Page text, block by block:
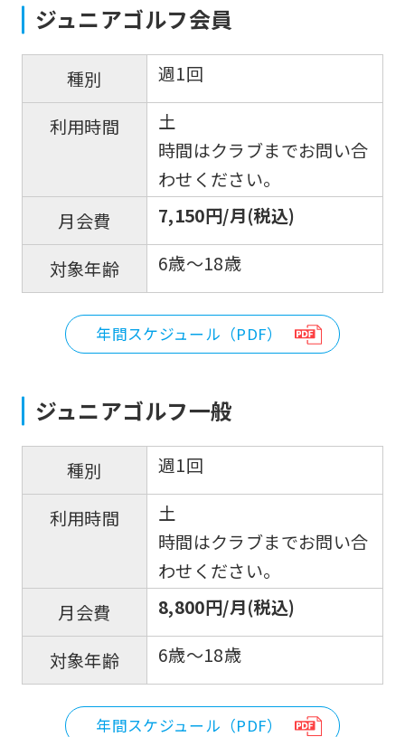
ジュニアゴルフ会員
種別 週1回
利用時間
土
時間はクラブまでお問い合
わせください。
月会費
7,150円/月(税込)
対象年齢 6歳～18歳
年間スケジュール（PDF）
ジュニアゴルフ一般
種別 週1回
利用時間
土
時間はクラブまでお問い合
わせください。
月会費
8,800円/月(税込)
対象年齢 6歳～18歳
年間スケジュール（PDF）
For
foreigners